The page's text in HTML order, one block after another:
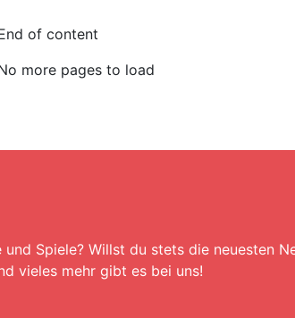
End of content
No more pages to load
vieles mehr gibt es bei uns!